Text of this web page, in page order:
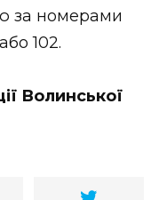
за номерами
102.
Волинської